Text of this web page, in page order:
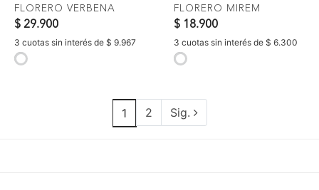
FLORERO VERBENA
$ 29.900
3 cuotas sin interés de $ 9.967
FLORERO MIREM
$ 18.900
3 cuotas sin interés de $ 6.300
1 2 Sig.